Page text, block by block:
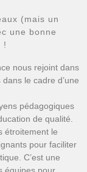
(mais un
une bonne
!
nous rejoint dans
le cadre d’une
pédagogiques
de qualité.
étroitement le
pour faciliter
C’est une